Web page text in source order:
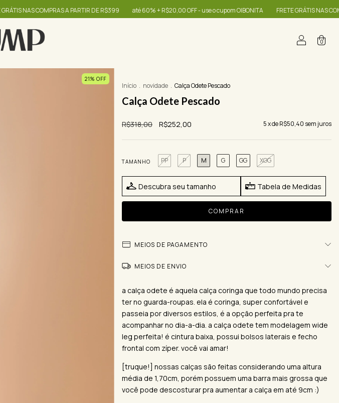
DE R$399 até 60% + R$20,00 OFF - use o cupom OIBONITA FRETE GRÁTIS NAS COMPRAS A PARTIR DE R$399
0
21% OFF
Início . novidade . Calça Odete Pescado
Calça Odete Pescado
R$318,00 R$252,00 5x deR$50,40 sem juros
TAMANHO PP P M G GG XGG
Descubra seu tamanho Tabela de Medidas
MEIOS DE PAGAMENTO
MEIOS DE ENVIO
a calça odete é aquela calça coringa que todo mundo precisa
ter no guarda-roupas. ela é coringa, super confortável e
passeia por diversos estilos, é a opção perfeita pra te
acompanhar no dia-a-dia. a calça odete tem modelagem wide
leg perfeita! é cintura baixa, possui bolsos laterais e fecho
frontal com zíper. você vai amar!
[truque!] nossas calças são feitas considerando uma altura
média de 1,70cm, porém possuem uma barra mais grossa que
você pode descosturar pra aumentar a calça em até 9cm :)